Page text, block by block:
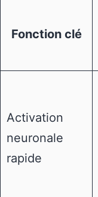
Fonction clé
Activation
neuronale
rapide